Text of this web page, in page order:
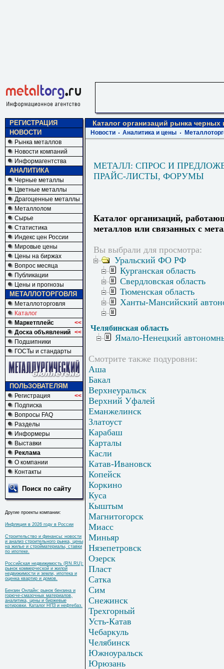
РЕГИСТРАЦИЯ
НОВОСТИ
Рынка металлов
Новости компаний
Информагентства
АНАЛИТИКА
Черные металлы
Цветные металлы
Драгоценные металлы
Металлолом
Сырье
Статистика
Индекс цен России
Мировые цены
Цены на биржах
Вопрос месяца
Публикации
Цены и прогнозы
МЕТАЛЛОТОРГОВЛЯ
Металлоторговля
Каталог
Маркетплейс
<<
Доска объявлений <<
Подшипники
ГОСТы и стандарты
ПОЛЬЗОВАТЕЛЯМ
Регистрация
<<
Подписка
Вопросы FAQ
Разделы
Информеры
Выставки
Реклама
О компании
Контакты
Поиск по сайту
Другие проекты компании:
Инфляция в 2026 году в России
Строительство и финансы: новости
и анализ строительного рынка, цены
на жилье и стройматериалы, ставки
по ипотеке.
Российская недвижимость (RN.RU):
рынок коммерческой и жилой
недвижимости и земли, ипотека и
оценка квартир и домов.
Бензин Онлайн: рынок бензина и
горюче-смазочных материалов,
аналитика, цены и биржевые
котировки. Каталог НПЗ и нефтебаз.
Каталог организаций рынка
Новости Аналитика и цены
МЕТАЛЛ: СПРОС И
ПРАЙС-ЛИСТЫ, ФОРУМЫ
Каталог организаций,
металлов или связанных с
Вы выбрали для просмотра:
Уральский ФО РФ
Курганская область
Свердловская область
Тюменская область
Ханты-Мансийский
Челябинская область
Ямало-Ненецкий
Смотрите также подуровни:
Аша
Бакал
Верхнеуральск
Верхний Уфалей
Еманжелинск
Златоуст
Карабаш
Карталы
Касли
Катав-Ивановск
Копейск
Коркино
Куса
Кыштым
Магнитогорск
Миасс
Миньяр
Нязепетровск
Озерск
Пласт
Сатка
Сим
Снежинск
Трехгорный
Усть-Катав
Чебаркуль
Челябинск
Южноуральск
Юрюзань